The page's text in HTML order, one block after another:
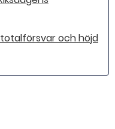
totalförsvar och höjd